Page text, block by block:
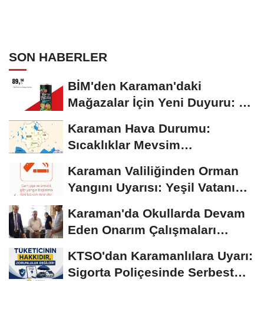
SON HABERLER
BİM'den Karaman'daki
Mağazalar İçin Yeni Duyuru: 11
Karaman Hava Durumu:
Sıcaklıklar Mevsim
Seyrediyor
Karaman Valiliğinden Orman
Yangını Uyarısı: Yeşil Vatanı
Karaman'da Okullarda Devam
Eden Onarım Çalışmaları
KTSO'dan Karamanlılara Uyarı:
Sigorta Poliçesinde Serbest